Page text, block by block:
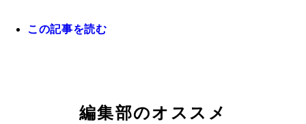
緊急調査！ ニッポンの不倫
緊急調査！ ニッポンの不倫
緊急調査！ ニッポンの不倫
この記事を読む
編集部のオススメ